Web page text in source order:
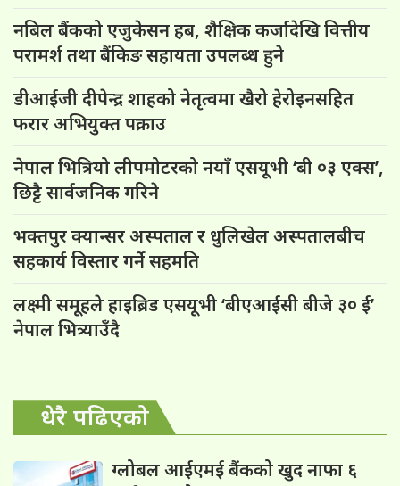
नबिल बैंकको एजुकेसन हब, शैक्षिक कर्जादेखि वित्तीय
परामर्श तथा बैंकिङ सहायता उपलब्ध हुने
डीआईजी दीपेन्द्र शाहको नेतृत्वमा खैरो हेरोइनसहित
फरार अभियुक्त पक्राउ
नेपाल भित्रियो लीपमोटरको नयाँ एसयूभी ‘बी ०३ एक्स’,
छिट्टै सार्वजनिक गरिने
भक्तपुर क्यान्सर अस्पताल र धुलिखेल अस्पतालबीच
सहकार्य विस्तार गर्ने सहमति
लक्ष्मी समूहले हाइब्रिड एसयूभी ‘बीएआईसी बीजे ३० ई’
नेपाल भित्र्याउँदै
धेरै पढिएको
ग्लोबल आईएमई बैंकको खुद नाफा ६